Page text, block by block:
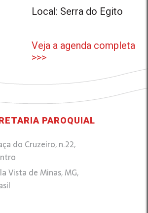
Local: Serra do Egito
Veja a agenda completa
>>>
PAROQUIAL
do Cruzeiro, n.22,
Vista de Minas, MG,